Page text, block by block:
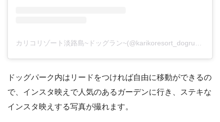
カリコリゾート淡路島~ドッグラン~(@karikoresort_dogrun)がシェアした投稿
ドッグパーク内はリードをつければ自由に移動ができるの
で、インスタ映えで人気のあるガーデンに行き、ステキな
インスタ映えする写真が撮れます。